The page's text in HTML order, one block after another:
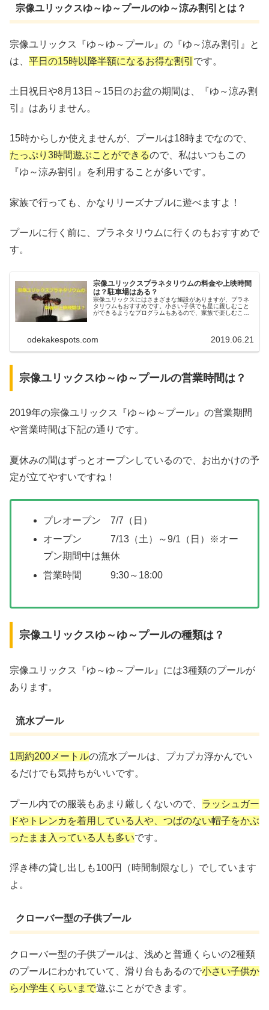
宗像ユリックスゆ～ゆ～プールのゆ～涼み割引とは？
宗像ユリックス『ゆ～ゆ～プール』の『ゆ～涼み割引』と
は、 平日の15時以降半額になるお得な割引 です。
土日祝日や8月13日～15日のお盆の期間は、『ゆ～涼み割
引』はありません。
15時からしか使えませんが、プールは18時までなので、
たっぷり3時間遊ぶことができるので、私はいつもこの
『ゆ～涼み割引』を利用することが多いです。
家族で行っても、かなりリーズナブルに遊べますよ！
プールに行く前に、プラネタリウムに行くのもおすすめで
す。
宗像ユリックスプラネタリウムの料金や上映時間
は？駐車場はある？
宗像ユリックスにはさまざまな施設がありますが、プラネ
タリウムもおすすめです。小さい子供でも星に親しむこと
ができるようなプログラムもあるので、家族で楽しむこと
odekakespots.com 2019.06.21
宗像ユリックスゆ～ゆ～プールの営業時間は？
2019年の宗像ユリックス『ゆ～ゆ～プール』の営業期間
や営業時間は下記の通りです。
夏休みの間はずっとオープンしているので、お出かけの予
定が立てやすいですね！
プレオープン 7/7（日）
オープン 7/13（土）～9/1（日）※オー
プン期間中は無休
営業時間 9:30～18:00
宗像ユリックスゆ～ゆ～プールの種類は？
宗像ユリックス『ゆ～ゆ～プール』には3種類のプールが
あります。
流水プール
1周約200メートルの流水プールは、プカプカ浮かんでい
るだけでも気持ちがいいです。
プール内での服装もあまり厳しくないので、 ラッシュガー
ドやトレンカを着用している人や、つばのない帽子をかぶ
ったまま入っている人も多いです。
浮き棒の貸し出しも100円（時間制限なし）でしています
よ。
クローバー型の子供プール
クローバー型の子供プールは、浅めと普通くらいの2種類
のプールにわかれていて、滑り台もあるので小さい子供か
ら小学生くらいまで遊ぶことができます。